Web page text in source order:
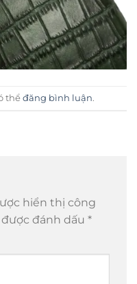
thể đăng bình luận.
hiển thị công
đánh dấu *